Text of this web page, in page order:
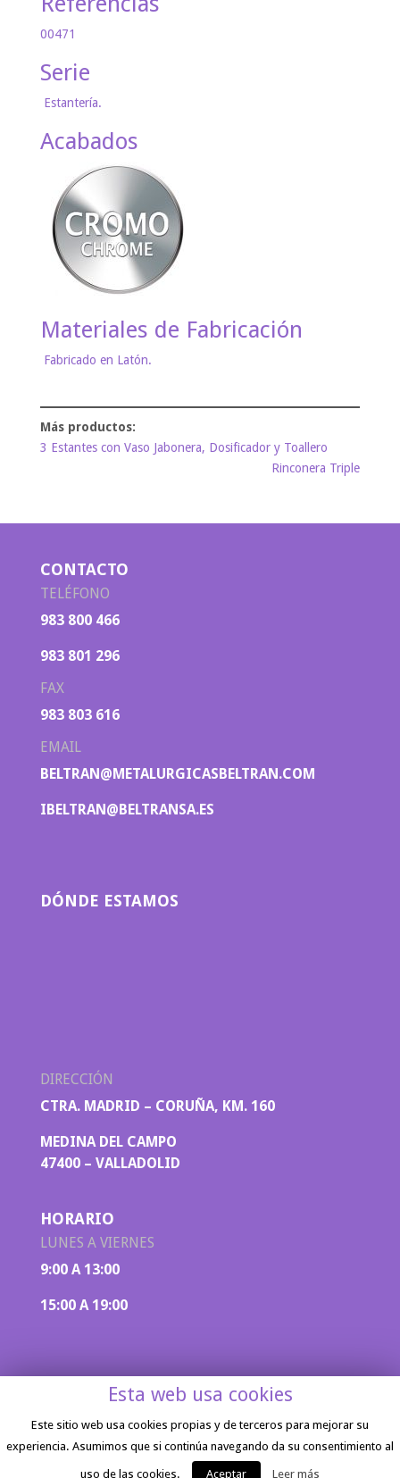
00471
Serie
Estantería.
Acabados
Materiales de Fabricación
Fabricado en Latón.
3 Estantes con Vaso Jabonera, Dosificador y Toallero
Rinconera Triple
CONTACTO
TELÉFONO
983 800 466
983 801 296
FAX
983 803 616
EMAIL
BELTRAN@METALURGICASBELTRAN.COM
IBELTRAN@BELTRANSA.ES
DÓNDE ESTAMOS
DIRECCIÓN
CTRA. MADRID – CORUÑA, KM. 160
MEDINA DEL CAMPO
47400 – VALLADOLID
HORARIO
LUNES A VIERNES
9:00 A 13:00
15:00 A 19:00
Aviso legal|Política de privacidad| Diseño
web porInicia Marketing
Esta web usa cookies
Este sitio web usa cookies propias y de terceros para mejorar su
experiencia. Asumimos que si continúa navegando da su consentimiento al
uso de las cookies. Aceptar Leer más